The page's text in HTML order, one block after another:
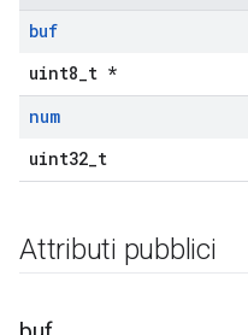
buf
uint8_t *
num
uint32_t
Attributi pubblici